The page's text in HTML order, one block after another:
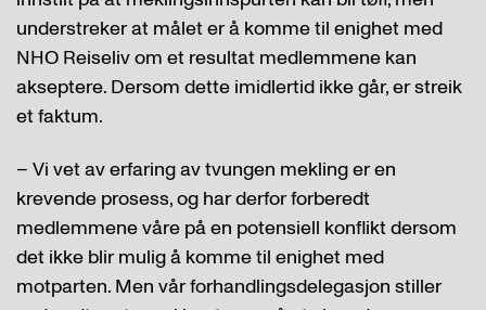
understreker at målet er å komme til enighet med
NHO Reiseliv om et resultat medlemmene kan
akseptere. Dersom dette imidlertid ikke går, er streik
et faktum.
– Vi vet av erfaring av tvungen mekling er en
krevende prosess, og har derfor forberedt
medlemmene våre på en potensiell konflikt dersom
det ikke blir mulig å komme til enighet med
motparten. Men vår forhandlingsdelegasjon stiller